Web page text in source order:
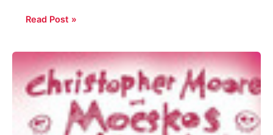
Read Post »
Christopher
Moore:
Mocskos